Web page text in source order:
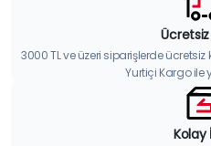
3000 TL ve üzeri siparişlerde
Yurtiçi Kargo ile
Kolay